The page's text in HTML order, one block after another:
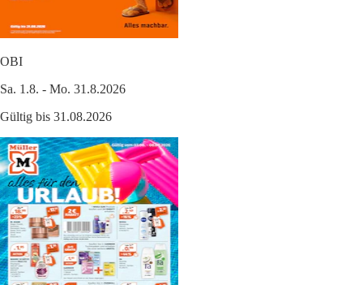
OBI
Sa. 1.8. - Mo. 31.8.2026
Gültig bis 31.08.2026